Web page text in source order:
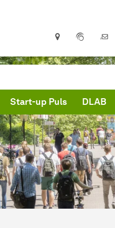
Start-up Puls DLAB